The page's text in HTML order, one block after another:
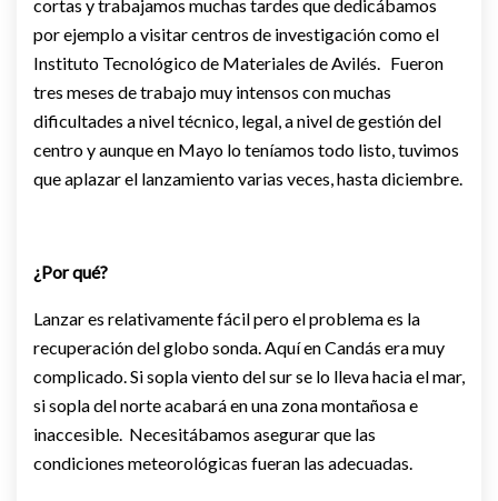
cortas y trabajamos muchas tardes que dedicábamos
por ejemplo a visitar centros de investigación como el
Instituto Tecnológico de Materiales de Avilés. Fueron
tres meses de trabajo muy intensos con muchas
dificultades a nivel técnico, legal, a nivel de gestión del
centro y aunque en Mayo lo teníamos todo listo, tuvimos
que aplazar el lanzamiento varias veces, hasta diciembre.
¿Por qué?
Lanzar es relativamente fácil pero el problema es la
recuperación del globo sonda. Aquí en Candás era muy
complicado. Si sopla viento del sur se lo lleva hacia el mar,
si sopla del norte acabará en una zona montañosa e
inaccesible. Necesitábamos asegurar que las
condiciones meteorológicas fueran las adecuadas.